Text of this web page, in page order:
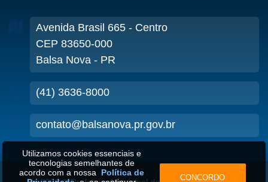
Avenida Brasil 665 - Centro
CEP 83650-000
Balsa Nova - PR
(41) 3636-8000
contato@balsanova.pr.gov.br
Utilizamos cookies essenciais e
tecnologias semelhantes de
acordo com a nossa Política de
CONCORDO